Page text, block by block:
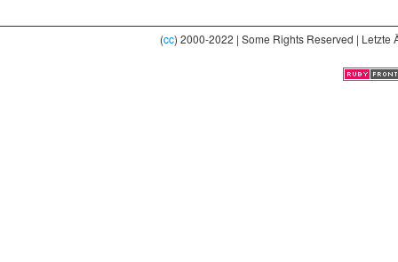
(cc) 2000-2022 | Some Rights Reserved |